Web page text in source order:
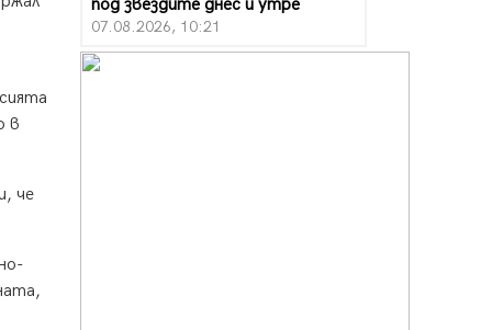
в
че
под звездите днес и утре
07.08.2026, 10:21
Първите крачки в помощ на